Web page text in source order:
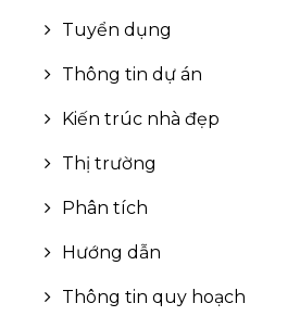
Tuyển dụng
Thông tin dự án
Kiến trúc nhà đẹp
Thị trường
Phân tích
Hướng dẫn
Thông tin quy hoạch